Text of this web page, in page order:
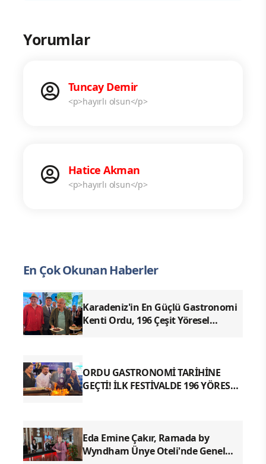
Yorumlar
Tuncay Demir
<p>hayırlı olsun</p>
Hatice Akman
<p>hayırlı olsun</p>
En Çok Okunan Haberler
Karadeniz'in En Güçlü Gastronomi
Kenti Ordu, 196 Çeşit Yöresel
ORDU GASTRONOMİ TARİHİNE
GEÇTİ! İLK FESTİVALDE 196 YÖRESEL
Eda Emine Çakır, Ramada by
Wyndham Ünye Oteli'nde Genel